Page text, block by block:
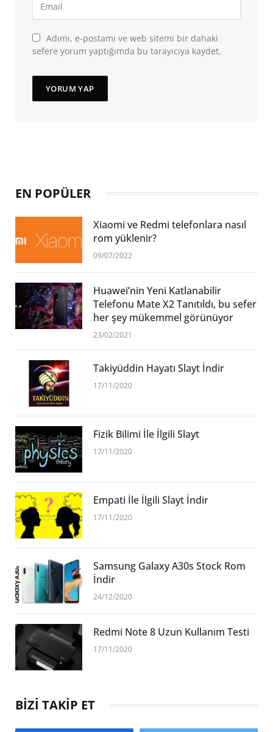
Adımı, e-postamı ve web sitemi bir dahaki
sefere yorum yaptığımda bu tarayıcıya kaydet.
EN POPÜLER
Xiaomi ve Redmi telefonlara nasıl
rom yüklenir?
09/07/2022
Huawei’nin Yeni Katlanabilir
Telefonu Mate X2 Tanıtıldı, bu sefer
her şey mükemmel görünüyor
23/02/2021
Takiyüddin Hayatı Slayt İndir
17/11/2020
Fizik Bilimi İle İlgili Slayt
17/11/2020
Empati İle İlgili Slayt İndir
17/11/2020
Samsung Galaxy A30s Stock Rom
İndir
24/12/2020
Redmi Note 8 Uzun Kullanım Testi
17/11/2020
BİZİ TAKİP ET